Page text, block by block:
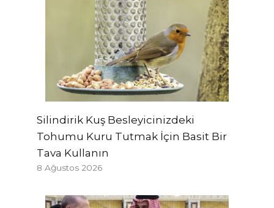
Silindirik Kuş Besleyicinizdeki
Tohumu Kuru Tutmak İçin Basit Bir
Tava Kullanın
8 Ağustos 2026